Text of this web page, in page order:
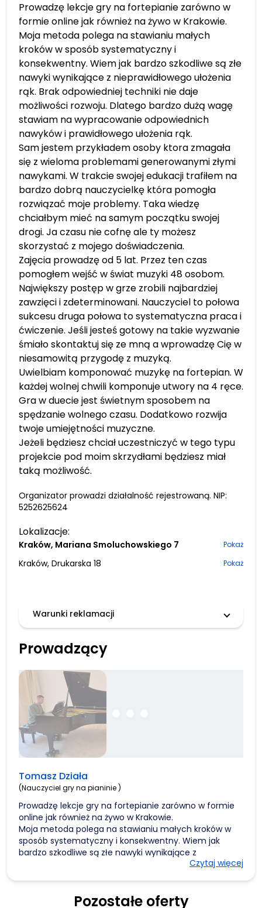
Prowadzę lekcje gry na fortepianie zarówno w
formie online jak również na żywo w Krakowie.
Moja metoda polega na stawianiu małych
kroków w sposób systematyczny i
konsekwentny. Wiem jak bardzo szkodliwe są złe
nawyki wynikające z nieprawidłowego ułożenia
rąk. Brak odpowiedniej techniki nie daje
możliwości rozwoju. Dlatego bardzo dużą wagę
stawiam na wypracowanie odpowiednich
nawyków i prawidłowego ułożenia rąk.
Sam jestem przykładem osoby ktora zmagała
się z wieloma problemami generowanymi złymi
nawykami. W trakcie swojej edukacji trafiłem na
bardzo dobrą nauczycielkę która pomogła
rozwiązać moje problemy. Taka wiedzę
chciałbym mieć na samym początku swojej
drogi. Ja czasu nie cofnę ale ty możesz
skorzystać z mojego doświadczenia.
Zajęcia prowadzę od 5 lat. Przez ten czas
pomogłem wejść w świat muzyki 48 osobom.
Największy postęp w grze zrobili najbardziej
zawzięci i zdeterminowani. Nauczyciel to połowa
sukcesu druga połowa to systematyczna praca i
ćwiczenie. Jeśli jesteś gotowy na takie wyzwanie
śmiało skontaktuj się ze mną a wprowadzę Cię w
niesamowitą przygodę z muzyką.
Uwielbiam komponować muzykę na fortepian. W
każdej wolnej chwili komponuje utwory na 4 ręce.
Gra w duecie jest świetnym sposobem na
spędzanie wolnego czasu. Dodatkowo rozwija
twoje umiejętności muzyczne.
Jeżeli będziesz chciał uczestniczyć w tego typu
projekcie pod moim skrzydłami będziesz miał
taką możliwość.
Organizator prowadzi działalność rejestrowaną. NIP:
5252625624
Lokalizacje:
Kraków, Mariana Smoluchowskiego 7 Pokaż
Kraków, Drukarska 18 Pokaż
Warunki reklamacji
Prowadzący
Tomasz Działa
(Nauczyciel gry na pianinie )
Prowadzę lekcje gry na fortepianie zarówno w formie
online jak również na żywo w Krakowie.
Moja metoda polega na stawianiu małych kroków w
sposób systematyczny i konsekwentny. Wiem jak
bardzo szkodliwe są złe nawyki wynikające z
nieprawidłowego ułożenia rąk. Brak odpowiedniej
nawyków i prawidłowego ułożenia rąk.
Czytaj więcej
Pozostałe oferty